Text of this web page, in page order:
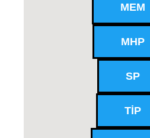
MEM
MHP
SP
TİP